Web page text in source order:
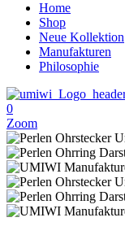
Home
Shop
Neue Kollektion
Manufakturen
Philosophie
0
Zoom